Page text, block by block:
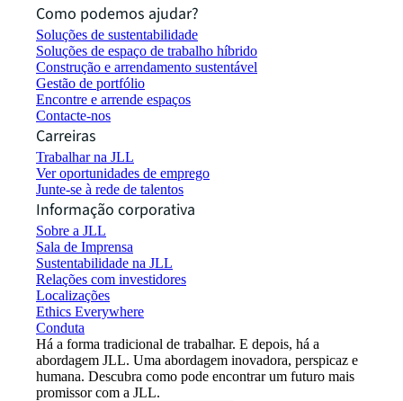
Como podemos ajudar?
Soluções de sustentabilidade
Soluções de espaço de trabalho híbrido
Construção e arrendamento sustentável
Gestão de portfólio
Encontre e arrende espaços
Contacte-nos
Carreiras
Trabalhar na JLL
Ver oportunidades de emprego
Junte-se à rede de talentos
Informação corporativa
Sobre a JLL
Sala de Imprensa
Sustentabilidade na JLL
Relações com investidores
Localizações
Ethics Everywhere
Conduta
Há a forma tradicional de trabalhar. E depois, há a
abordagem JLL. Uma abordagem inovadora, perspicaz e
humana. Descubra como pode encontrar um futuro mais
promissor com a JLL.